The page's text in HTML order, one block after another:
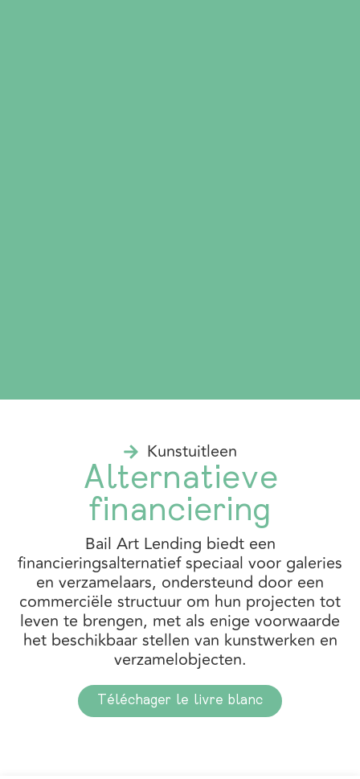
Kunstuitleen
Alternatieve
financiering
Bail Art Lending biedt een
financieringsalternatief speciaal voor galeries
en verzamelaars, ondersteund door een
commerciële structuur om hun projecten tot
leven te brengen, met als enige voorwaarde
het beschikbaar stellen van kunstwerken en
verzamelobjecten.
Téléchager le livre blanc